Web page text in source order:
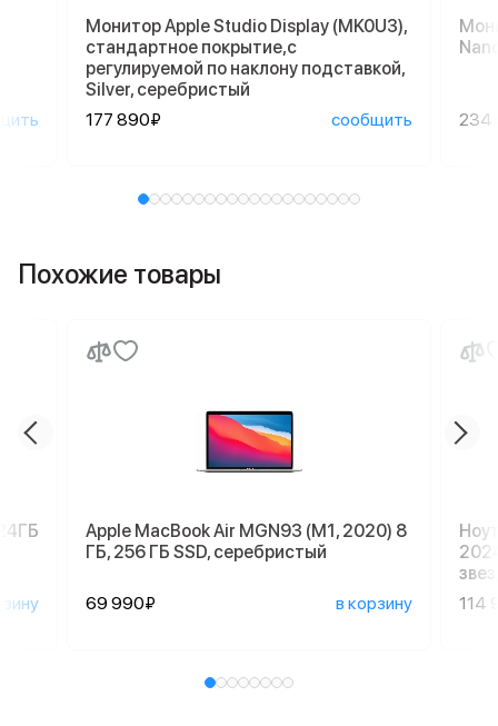
Монитор Apple Studio Display (MK0U3),
стандартное покрытие,с
регулируемой по наклону подставкой,
Silver, серебристый
177 890₽
сообщить 234
Похожие товары
Apple MacBook Air MGN93 (M1, 2020) 8
ГБ, 256 ГБ SSD, серебристый
69 990₽ в корзину
114